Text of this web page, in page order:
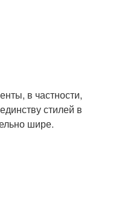
в частности,
стилей в
шире.